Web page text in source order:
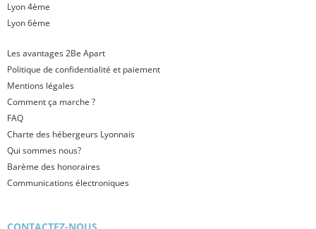
Lyon 4ème
Lyon 6ème
Les avantages 2Be Apart
Politique de confidentialité et paiement
Mentions légales
Comment ça marche ?
FAQ
Charte des hébergeurs Lyonnais
Qui sommes nous?
Barème des honoraires
Communications électroniques